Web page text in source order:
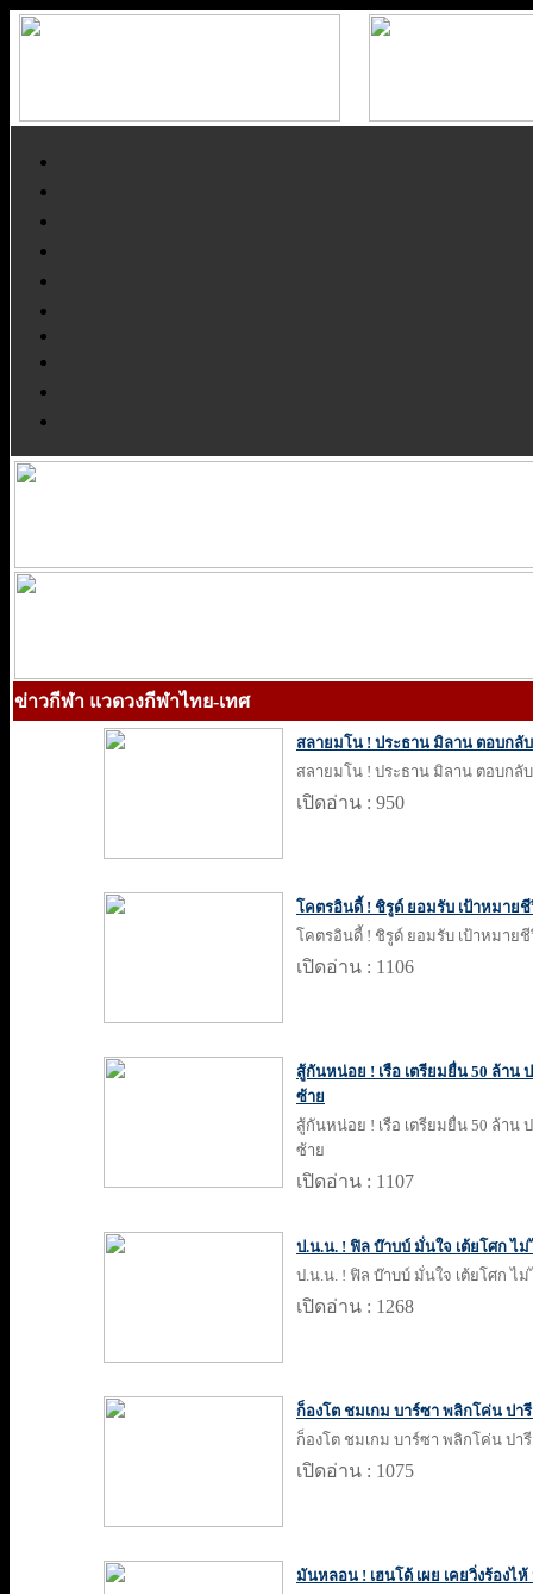
ข่าวกีฬา แวดวงกีฬาไทย-เทศ
สลายมโน ! ประธาน มิลาน ตอบกลั
สลายมโน ! ประธาน มิลาน ตอบก
เปิดอ่าน : 950
โคตรอินดี้ ! ชิรูด์ ยอมรับ เป้าหมาย
โคตรอินดี้ ! ชิรูด์ ยอมรับ เป้าหมาย
เปิดอ่าน : 1106
สู้กันหน่อย ! เรือ เตรียมยื่น 50 ล้าน
ซ้าย
สู้กันหน่อย ! เรือ เตรียมยื่น 50 ล้าน
ซ้าย
เปิดอ่าน : 1107
ป.น.น. ! ฟิล บ๊าบบ์ มั่นใจ เต้ยโศก ไ
ป.น.น. ! ฟิล บ๊าบบ์ มั่นใจ เต้ยโศก ไ
เปิดอ่าน : 1268
ก็องโต ชมเกม บาร์ซา พลิกโค่น ปา
ก็องโต ชมเกม บาร์ซา พลิกโค่น ปา
เปิดอ่าน : 1075
มันหลอน ! เฮนโด้ เผย เคยวิ่งร้อง